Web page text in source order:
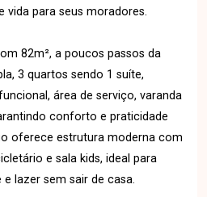
vida para seus moradores.
82m², a poucos passos da
3 quartos sendo 1 suíte,
área de serviço, varanda
conforto e praticidade
oferece estrutura moderna com
e sala kids, ideal para
lazer sem sair de casa.